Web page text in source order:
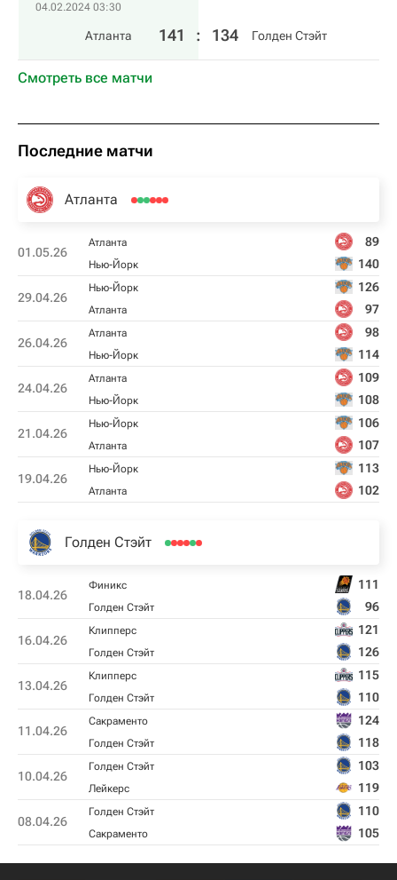
04.02.2024 03:30
Атланта 141 : 134 Голден Стэйт
Смотреть все матчи
Последние матчи
Атланта
01.05.26
Атланта 89
Нью-Йорк 140
29.04.26
Нью-Йорк 126
Атланта 97
26.04.26
Атланта 98
Нью-Йорк 114
24.04.26
Атланта 109
Нью-Йорк 108
21.04.26
Нью-Йорк 106
Атланта 107
19.04.26
Нью-Йорк 113
Атланта 102
Голден Стэйт
18.04.26
Финикс 111
Голден Стэйт 96
16.04.26
Клипперс 121
Голден Стэйт 126
13.04.26
Клипперс 115
Голден Стэйт 110
11.04.26
Сакраменто 124
Голден Стэйт 118
10.04.26
Голден Стэйт 103
Лейкерс 119
08.04.26
Голден Стэйт 110
Сакраменто 105